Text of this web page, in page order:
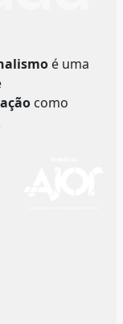
é uma
como